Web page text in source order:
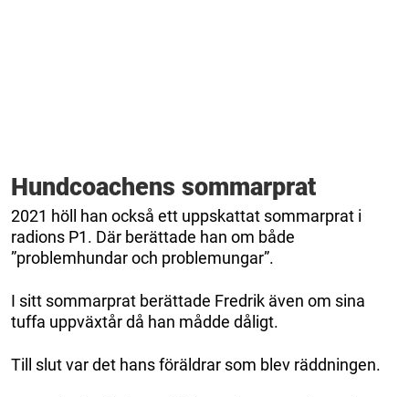
Hundcoachens sommarprat
2021 höll han också ett uppskattat sommarprat i
radions P1. Där berättade han om både
”problemhundar och problemungar”.
I sitt sommarprat berättade Fredrik även om sina
tuffa uppväxtår då han mådde dåligt.
Till slut var det hans föräldrar som blev räddningen.